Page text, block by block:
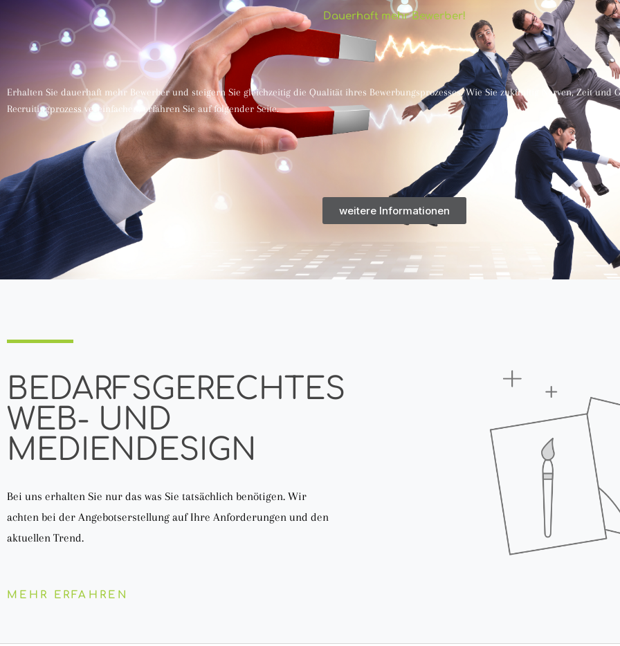
Dauerhaft mehr Bewerber!
Erhalten Sie dauerhaft mehr Bewerber und steigern Sie gleichzeitig die Qualität ihres Bewerbungsprozesses. Wie Sie zukünftig Nerven, Zeit und
Recruitingprozess vereinfachen, erfahren Sie auf folgender Seite.
weitere Informationen
BEDARFSGERECHTES
WEB- UND
MEDIENDESIGN
Bei uns erhalten Sie nur das was Sie tatsächlich benötigen. Wir
achten bei der Angebotserstellung auf Ihre Anforderungen und den
aktuellen Trend.
MEHR ERFAHREN